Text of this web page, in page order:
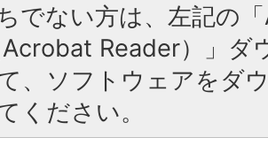
でない方は、左記の
Reader）」ダ
、ソフトウェアをダ
ください。